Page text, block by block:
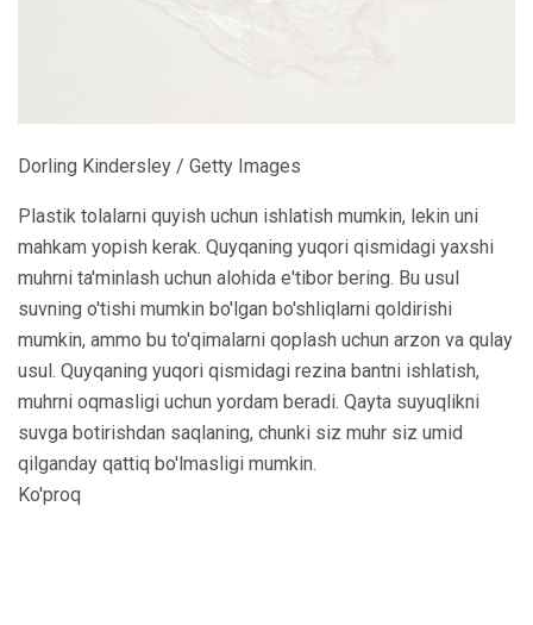
Dorling Kindersley / Getty Images
Plastik tolalarni quyish uchun ishlatish mumkin, lekin uni
mahkam yopish kerak. Quyqaning yuqori qismidagi yaxshi
muhrni ta'minlash uchun alohida e'tibor bering. Bu usul
suvning o'tishi mumkin bo'lgan bo'shliqlarni qoldirishi
mumkin, ammo bu to'qimalarni qoplash uchun arzon va qulay
usul. Quyqaning yuqori qismidagi rezina bantni ishlatish,
muhrni oqmasligi uchun yordam beradi. Qayta suyuqlikni
suvga botirishdan saqlaning, chunki siz muhr siz umid
qilganday qattiq bo'lmasligi mumkin.
Ko'proq